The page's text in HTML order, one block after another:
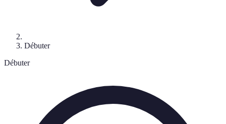
Débuter
Débuter